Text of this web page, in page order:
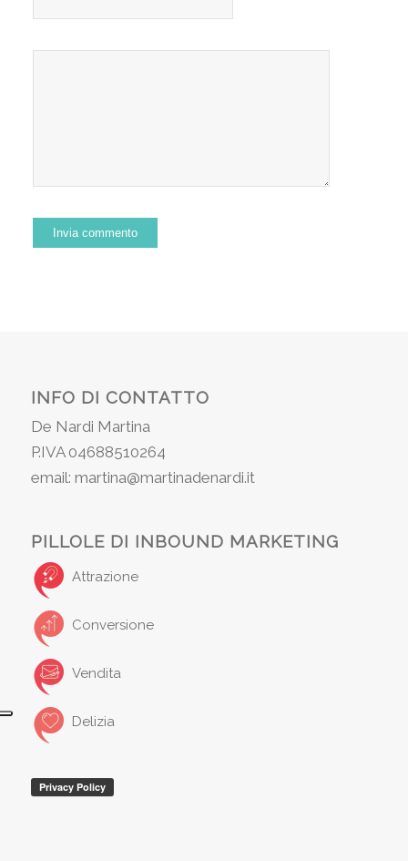
INFO DI CONTATTO
De Nardi Martina
P.IVA 04688510264
email: martina@martinadenardi.it
PILLOLE DI INBOUND MARKETING
Attrazione
Conversione
Vendita
Delizia